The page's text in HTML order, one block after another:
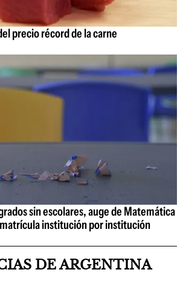
precio récord de la carne
sin escolares, auge de Matemática
institución por institución
DE ARGENTINA